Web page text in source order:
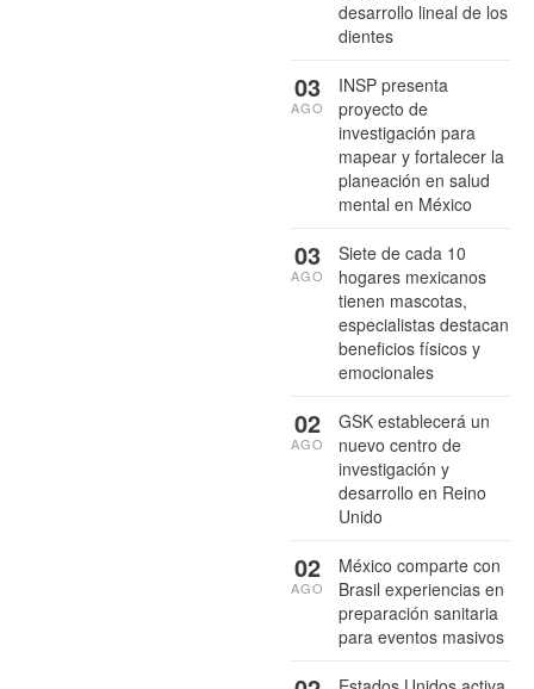
desarrollo lineal de los
dientes
INSP presenta
proyecto de
investigación para
mapear y fortalecer la
planeación en salud
mental en México
03
AGO
Siete de cada 10
hogares mexicanos
tienen mascotas,
especialistas destacan
beneficios físicos y
emocionales
03
AGO
GSK establecerá un
nuevo centro de
investigación y
desarrollo en Reino
Unido
02
AGO
México comparte con
Brasil experiencias en
preparación sanitaria
para eventos masivos
02
AGO